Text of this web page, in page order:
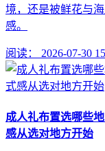
境，还是被鲜花与
感。
阅读： 2026-07-30
成人礼布置选哪些
感从选对地方开始